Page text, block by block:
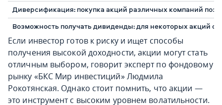
Диверсификация: покупка акций различных компаний
Возможность получать дивиденды: для некоторых акций
Если инвестор готов к риску и ищет способы
получения высокой доходности, акции могут стать
отличным выбором, говорит эксперт по фондовому
рынку «БКС Мир инвестиций» Людмила
Рокотянская. Однако стоит помнить, что акции —
это инструмент с высоким уровнем волатильности.